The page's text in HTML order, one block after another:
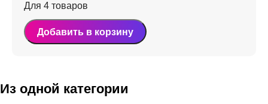
Для 4 товаров
Добавить в корзину
Из одной категории